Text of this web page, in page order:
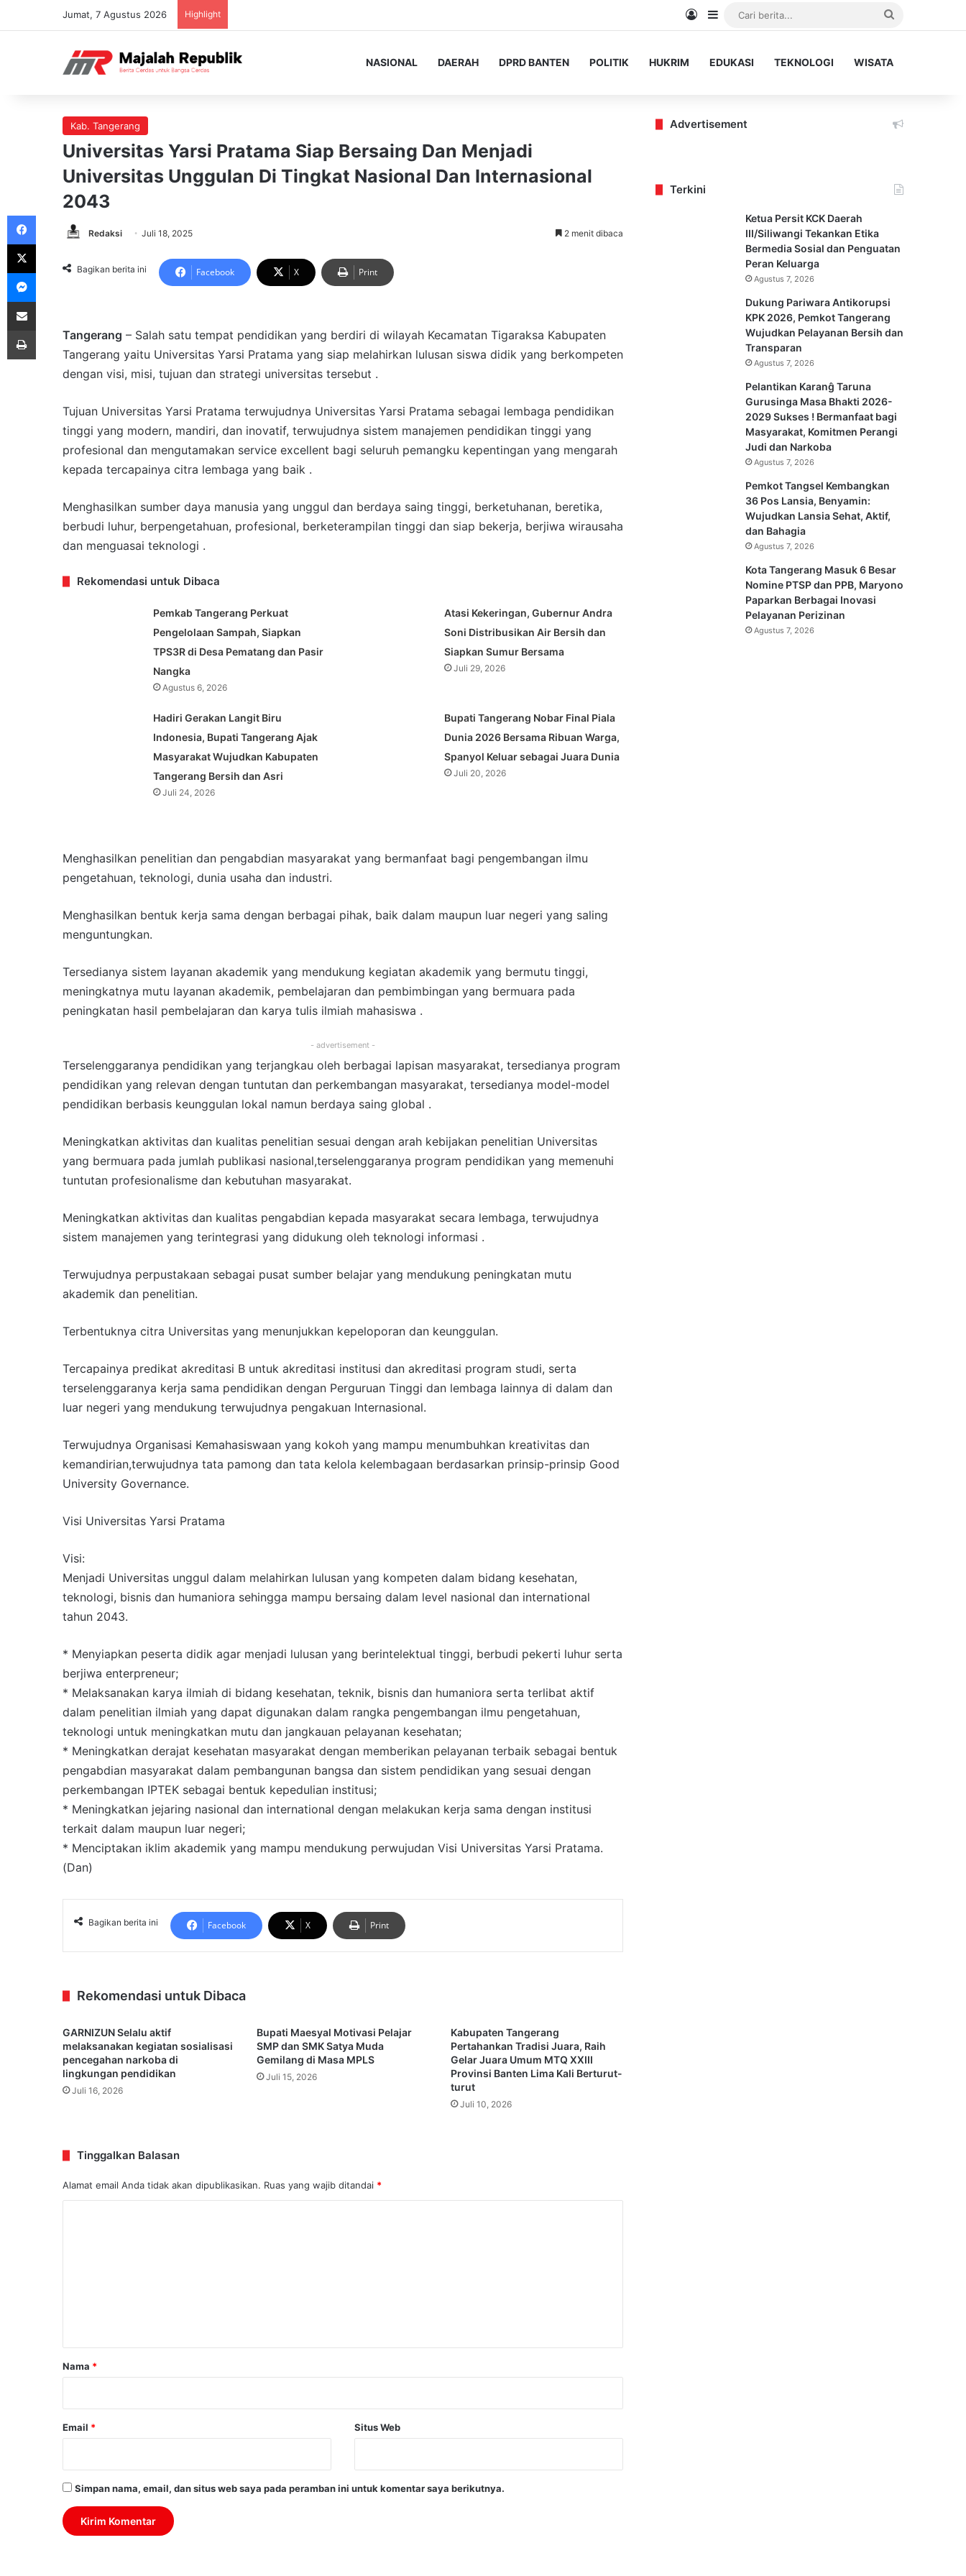
Jumat, 7 Agustus 2026 Highlight Log InSidebar
NASIONAL DAERAH DPRD BANTEN POLITIK HUKRIM EDUKASI TEKNOLOGI WISATA
Kab. Tangerang
Universitas Yarsi Pratama Siap Bersaing Dan Menjadi
Universitas Unggulan Di Tingkat Nasional Dan Internasional
2043
Redaksi Juli 18, 2025 2 menit dibaca
Bagikan berita ini Facebook X Print
Tangerang – Salah satu tempat pendidikan yang berdiri di wilayah Kecamatan Tigaraksa Kabupaten
Tangerang yaitu Universitas Yarsi Pratama yang siap melahirkan lulusan siswa didik yang berkompeten
dengan visi, misi, tujuan dan strategi universitas tersebut .
Tujuan Universitas Yarsi Pratama terwujudnya Universitas Yarsi Pratama sebagai lembaga pendidikan
tinggi yang modern, mandiri, dan inovatif, terwujudnya sistem manajemen pendidikan tinggi yang
profesional dan mengutamakan service excellent bagi seluruh pemangku kepentingan yang mengarah
kepada tercapainya citra lembaga yang baik .
Menghasilkan sumber daya manusia yang unggul dan berdaya saing tinggi, berketuhanan, beretika,
berbudi luhur, berpengetahuan, profesional, berketerampilan tinggi dan siap bekerja, berjiwa wirausaha
dan menguasai teknologi .
Rekomendasi untuk Dibaca
Pemkab Tangerang Perkuat
Pengelolaan Sampah, Siapkan
TPS3R di Desa Pematang dan Pasir
Nangka
Agustus 6, 2026
Atasi Kekeringan, Gubernur Andra
Soni Distribusikan Air Bersih dan
Siapkan Sumur Bersama
Juli 29, 2026
Hadiri Gerakan Langit Biru
Indonesia, Bupati Tangerang Ajak
Masyarakat Wujudkan Kabupaten
Tangerang Bersih dan Asri
Juli 24, 2026
Bupati Tangerang Nobar Final Piala
Dunia 2026 Bersama Ribuan Warga,
Spanyol Keluar sebagai Juara Dunia
Juli 20, 2026
Menghasilkan penelitian dan pengabdian masyarakat yang bermanfaat bagi pengembangan ilmu
pengetahuan, teknologi, dunia usaha dan industri.
Menghasilkan bentuk kerja sama dengan berbagai pihak, baik dalam maupun luar negeri yang saling
menguntungkan.
Tersedianya sistem layanan akademik yang mendukung kegiatan akademik yang bermutu tinggi,
meningkatnya mutu layanan akademik, pembelajaran dan pembimbingan yang bermuara pada
peningkatan hasil pembelajaran dan karya tulis ilmiah mahasiswa .
- advertisement -
Terselenggaranya pendidikan yang terjangkau oleh berbagai lapisan masyarakat, tersedianya program
pendidikan yang relevan dengan tuntutan dan perkembangan masyarakat, tersedianya model-model
pendidikan berbasis keunggulan lokal namun berdaya saing global .
Meningkatkan aktivitas dan kualitas penelitian sesuai dengan arah kebijakan penelitian Universitas
yang bermuara pada jumlah publikasi nasional,terselenggaranya program pendidikan yang memenuhi
tuntutan profesionalisme dan kebutuhan masyarakat.
Meningkatkan aktivitas dan kualitas pengabdian kepada masyarakat secara lembaga, terwujudnya
sistem manajemen yang terintegrasi yang didukung oleh teknologi informasi .
Terwujudnya perpustakaan sebagai pusat sumber belajar yang mendukung peningkatan mutu
akademik dan penelitian.
Terbentuknya citra Universitas yang menunjukkan kepeloporan dan keunggulan.
Tercapainya predikat akreditasi B untuk akreditasi institusi dan akreditasi program studi, serta
terselenggaranya kerja sama pendidikan dengan Perguruan Tinggi dan lembaga lainnya di dalam dan
luar negeri yang mendukung terwujudnya pengakuan Internasional.
Terwujudnya Organisasi Kemahasiswaan yang kokoh yang mampu menumbuhkan kreativitas dan
kemandirian,terwujudnya tata pamong dan tata kelola kelembagaan berdasarkan prinsip-prinsip Good
University Governance.
Visi Universitas Yarsi Pratama
Visi:
Menjadi Universitas unggul dalam melahirkan lulusan yang kompeten dalam bidang kesehatan,
teknologi, bisnis dan humaniora sehingga mampu bersaing dalam level nasional dan international
tahun 2043.
* Menyiapkan peserta didik agar menjadi lulusan yang berintelektual tinggi, berbudi pekerti luhur serta
berjiwa enterpreneur;
* Melaksanakan karya ilmiah di bidang kesehatan, teknik, bisnis dan humaniora serta terlibat aktif
dalam penelitian ilmiah yang dapat digunakan dalam rangka pengembangan ilmu pengetahuan,
teknologi untuk meningkatkan mutu dan jangkauan pelayanan kesehatan;
* Meningkatkan derajat kesehatan masyarakat dengan memberikan pelayanan terbaik sebagai bentuk
pengabdian masyarakat dalam pembangunan bangsa dan sistem pendidikan yang sesuai dengan
perkembangan IPTEK sebagai bentuk kepedulian institusi;
* Meningkatkan jejaring nasional dan international dengan melakukan kerja sama dengan institusi
terkait dalam maupun luar negeri;
* Menciptakan iklim akademik yang mampu mendukung perwujudan Visi Universitas Yarsi Pratama.
(Dan)
Bagikan berita ini Facebook X Print
Rekomendasi untuk Dibaca
GARNIZUN Selalu aktif
melaksanakan kegiatan sosialisasi
pencegahan narkoba di
lingkungan pendidikan
Juli 16, 2026
Bupati Maesyal Motivasi Pelajar
SMP dan SMK Satya Muda
Gemilang di Masa MPLS
Juli 15, 2026
Kabupaten Tangerang
Pertahankan Tradisi Juara, Raih
Gelar Juara Umum MTQ XXIII
Provinsi Banten Lima Kali Berturut-
turut
Juli 10, 2026
Tinggalkan Balasan
Alamat email Anda tidak akan dipublikasikan. Ruas yang wajib ditandai *
r
Nama *
Email * Situs Web
Simpan nama, email, dan situs web saya pada peramban ini untuk komentar saya berikutnya.
Advertisement
Terkini
Ketua Persit KCK Daerah
III/Siliwangi Tekankan Etika
Bermedia Sosial dan Penguatan
Peran Keluarga
Agustus 7, 2026
Dukung Pariwara Antikorupsi
KPK 2026, Pemkot Tangerang
Wujudkan Pelayanan Bersih dan
Transparan
Agustus 7, 2026
Pelantikan Karanĝ Taruna
Gurusinga Masa Bhakti 2026-
2029 Sukses ! Bermanfaat bagi
Masyarakat, Komitmen Perangi
Judi dan Narkoba
Agustus 7, 2026
Pemkot Tangsel Kembangkan
36 Pos Lansia, Benyamin:
Wujudkan Lansia Sehat, Aktif,
dan Bahagia
Agustus 7, 2026
Kota Tangerang Masuk 6 Besar
Nomine PTSP dan PPB, Maryono
Paparkan Berbagai Inovasi
Pelayanan Perizinan
Agustus 7, 2026
Facebook
X
Messenger
Share via Email